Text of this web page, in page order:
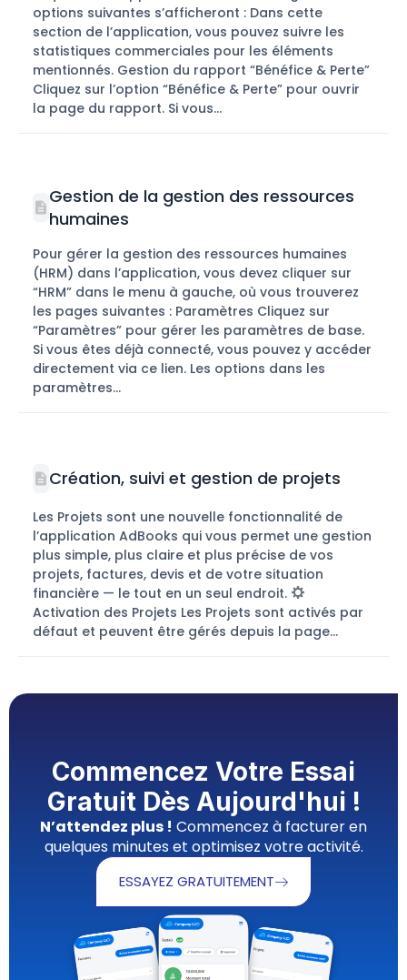
options suivantes s’afficheront : Dans cette
section de l’application, vous pouvez suivre les
statistiques commerciales pour les éléments
mentionnés. Gestion du rapport “Bénéfice & Perte”
Cliquez sur l’option “Bénéfice & Perte” pour ouvrir
la page du rapport. Si vous...
Gestion de la gestion des ressources
humaines
Pour gérer la gestion des ressources humaines
(HRM) dans l’application, vous devez cliquer sur
“HRM” dans le menu à gauche, où vous trouverez
les pages suivantes : Paramètres Cliquez sur
“Paramètres” pour gérer les paramètres de base.
Si vous êtes déjà connecté, vous pouvez y accéder
directement via ce lien. Les options dans les
paramètres...
Création, suivi et gestion de projets
Les Projets sont une nouvelle fonctionnalité de
l’application AdBooks qui vous permet une gestion
plus simple, plus claire et plus précise de vos
projets, factures, devis et de votre situation
financière — le tout en un seul endroit.
Activation des Projets Les Projets sont activés par
défaut et peuvent être gérés depuis la page...
Commencez Votre Essai
Gratuit Dès Aujourd'hui !
N’attendez plus ! Commencez à facturer en
quelques minutes et optimisez votre activité.
ESSAYEZ GRATUITEMENT